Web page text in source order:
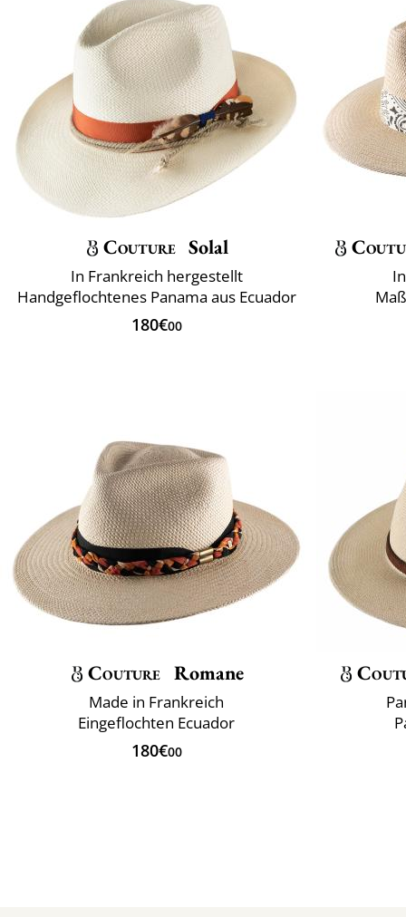
Couture Solal
In Frankreich hergestellt
Handgeflochtenes Panama aus Ecuador
180€00
Couture Romane
Made in Frankreich
Eingeflochten Ecuador
180€00